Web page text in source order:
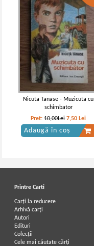
Nicuta Tanase - Muzicuta cu
schimbator
Pret:10,00Lei 7,50 Lei
Adaugă în coș
Printre Carti
Carți la reducere
Arhivă carți
Autori
Edituri
Colecții
Cele mai căutate cărți